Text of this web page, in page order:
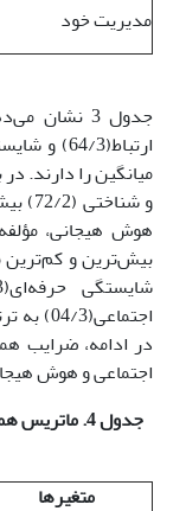
مدیریت خود
جدول 3
و
بیش‌ترین و کم‌ترین
در ادامه، ضرایب
اجتماعی و هوش هیجانی در جدول 4
جدول 4.
متغیرها